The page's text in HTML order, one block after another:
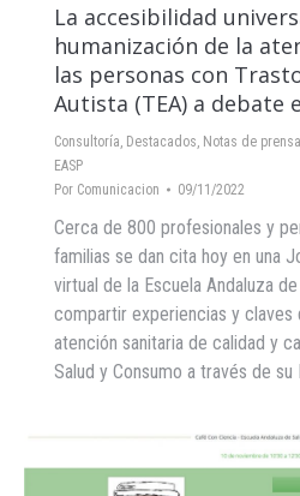
La accesibilidad
humanización de la
las personas con
Autista (TEA) a debate
Consultoría Destacados Notas de prensa
EASP
Por Comunicacion 09/11/2022
Cerca de 800 profesionales y
familias se dan cita hoy en una
virtual de la Escuela Andaluza
compartir experiencias y claves
atención sanitaria de calidad y
Salud y Consumo a través de su